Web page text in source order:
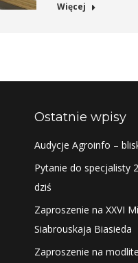
Więcej
Ostatnie wpisy
Audycje Agroinfo –
Pytanie do specjalisty
dziś
Zaproszenie na XXVI
Siabrouskaja Biasieda
Zaproszenie na